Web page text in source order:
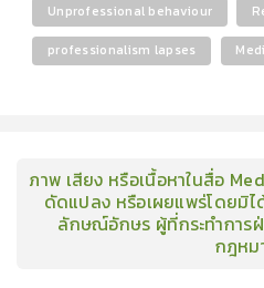
Unprofessional behaviour
professionalism lapses
ภาพ เสียง หรือเนื้อหาในสื่อ
ดัดแปลง หรือเผยแพร่โดยมิ
ลักษณ์อักษร ผู้ที่กระทำการ
กฎหม